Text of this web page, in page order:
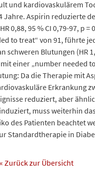
und kardiovaskulärem
Jahre. Aspirin reduzierte
0,88, 95 % CI 0,79-97, p =
to treat“ von 91, führte
schweren Blutungen (HR
mit einer „number needed
Da die Therapie mit
Erkrankung
reduziert, aber
muss weiterhin
des Patienten beachtet
Standardtherapie in
« Zurück zur Übersicht